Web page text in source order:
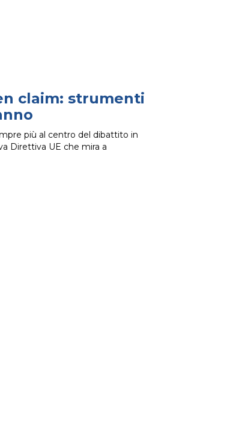
claim: strumenti
più al centro del dibattito in
Direttiva UE che mira a